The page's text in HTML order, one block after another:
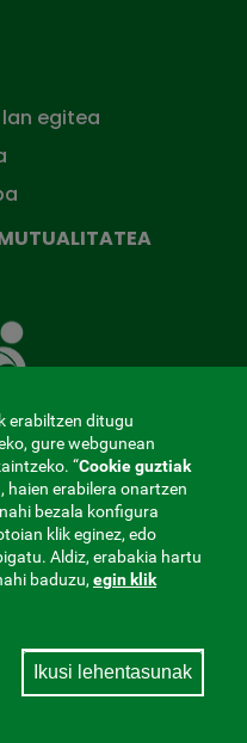
egitea
politika
Muprespa 2026
erabiltzen ditugu
gure webgunean
“Cookie guztiak
haien erabilera onartzen
bezala konfigura
klik eginez, edo
Aldiz, erabakia hartu
baduzu, egin klik
Ikusi lehentasunak